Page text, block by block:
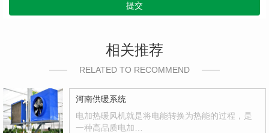
提交
相关推荐
RELATED TO RECOMMEND
河南供暖系统
电加热暖风机就是将电能转换为热能的过程，是
一种高品质电加…